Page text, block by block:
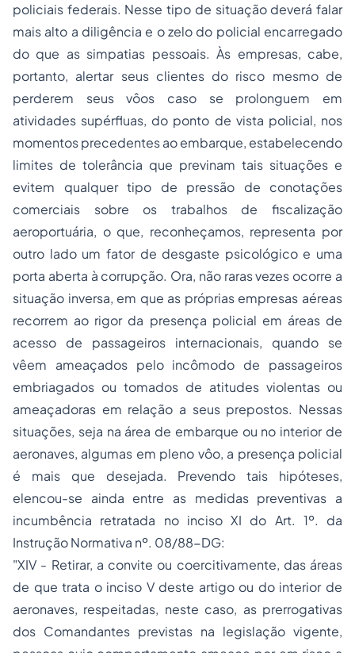
policiais federais. Nesse tipo de situação deverá falar
mais alto a diligência e o zelo do policial encarregado
do que as simpatias pessoais. Às empresas, cabe,
portanto, alertar seus clientes do risco mesmo de
perderem seus vôos caso se prolonguem em
atividades supérfluas, do ponto de vista policial, nos
momentos precedentes ao embarque, estabelecendo
limites de tolerância que previnam tais situações e
evitem qualquer tipo de pressão de conotações
comerciais sobre os trabalhos de fiscalização
aeroportuária, o que, reconheçamos, representa por
outro lado um fator de desgaste psicológico e uma
porta aberta à corrupção. Ora, não raras vezes ocorre a
situação inversa, em que as próprias empresas aéreas
recorrem ao rigor da presença policial em áreas de
acesso de passageiros internacionais, quando se
vêem ameaçados pelo incômodo de passageiros
embriagados ou tomados de atitudes violentas ou
ameaçadoras em relação a seus prepostos. Nessas
situações, seja na área de embarque ou no interior de
aeronaves, algumas em pleno vôo, a presença policial
é mais que desejada. Prevendo tais hipóteses,
elencou-se ainda entre as medidas preventivas a
incumbência retratada no inciso XI do Art. 1º. da
Instrução Normativa nº. 08/88-DG:
"XIV - Retirar, a convite ou coercitivamente, das áreas
de que trata o inciso V deste artigo ou do interior de
aeronaves, respeitadas, neste caso, as prerrogativas
dos Comandantes previstas na legislação vigente,